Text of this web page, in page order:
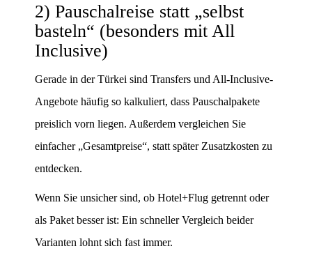
2) Pauschalreise statt „selbst
basteln“ (besonders mit All
Inclusive)
Gerade in der Türkei sind Transfers und All-Inclusive-
Angebote häufig so kalkuliert, dass Pauschalpakete
preislich vorn liegen. Außerdem vergleichen Sie
einfacher „Gesamtpreise“, statt später Zusatzkosten zu
entdecken.
Wenn Sie unsicher sind, ob Hotel+Flug getrennt oder
als Paket besser ist: Ein schneller Vergleich beider
Varianten lohnt sich fast immer.